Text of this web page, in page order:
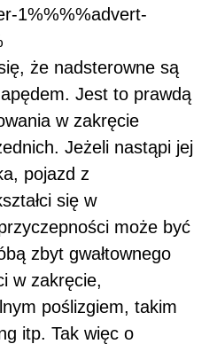
1%%%%advert-
że nadsterowne są
Jest to prawdą
w zakręcie
Jeżeli nastąpi jej
pojazd z
się w
może być
zbyt gwałtownego
w zakręcie,
poślizgiem, takim
itp. Tak więc o